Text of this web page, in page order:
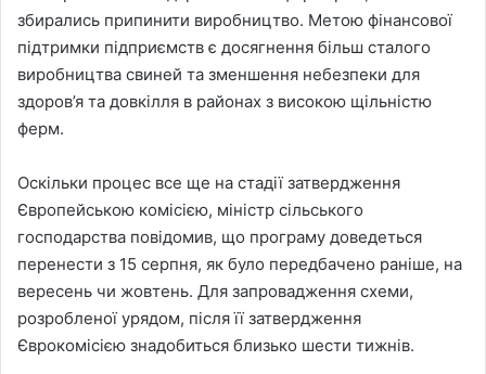
збирались припинити виробництво. Метою фінансової
підтримки підприємств є досягнення більш сталого
виробництва свиней та зменшення небезпеки для
здоров’я та довкілля в районах з високою щільністю
ферм.
Оскільки процес все ще на стадії затвердження
Європейською комісією, міністр сільського
господарства повідомив, що програму доведеться
перенести з 15 серпня, як було передбачено раніше, на
вересень чи жовтень. Для запровадження схеми,
розробленої урядом, після її затвердження
Єврокомісією знадобиться близько шести тижнів.